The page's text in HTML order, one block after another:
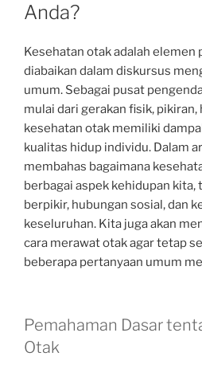
Anda?
Kesehatan otak adalah elemen
diabaikan dalam diskursus
umum. Sebagai pusat
mulai dari gerakan fisik, pikiran,
kesehatan otak memiliki
kualitas hidup individu. Dalam
membahas bagaimana
berbagai aspek kehidupan kita,
berpikir, hubungan sosial, dan
keseluruhan. Kita juga akan
cara merawat otak agar tetap
beberapa pertanyaan umum
Pemahaman Dasar
Otak